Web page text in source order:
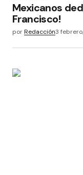
Mexicanos
Francisco!
porRedacción3